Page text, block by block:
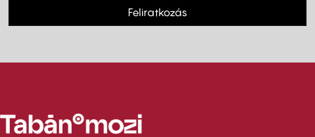
Feliratkozás